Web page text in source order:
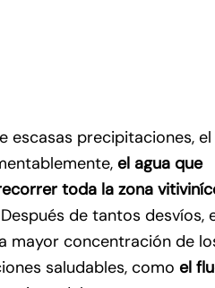
escasas precipitaciones, el
el agua que
toda la zona
de tantos desvíos,
mayor concentración de
saludables, como el